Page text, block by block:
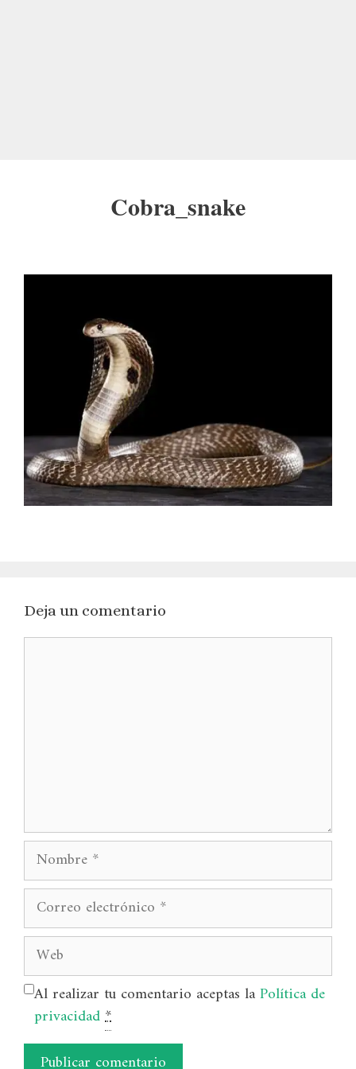
Cobra_snake
Deja un comentario
Comentario
Nombre
Correo
electrónico
Web
Al realizar tu comentario aceptas laPolítica de
privacidad*